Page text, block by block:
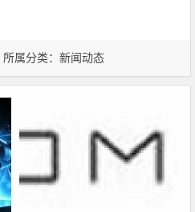
属分类：新闻动态